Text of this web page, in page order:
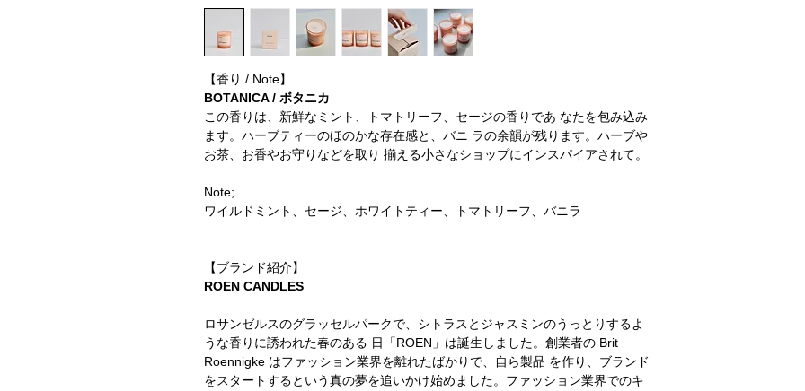
【香り / Note】
BOTANICA / ボタニカ
この香りは、新鮮なミント、トマトリーフ、セージの香りであ なたを包み込み
ます。ハーブティーのほのかな存在感と、バニ ラの余韻が残ります。ハーブや
お茶、お香やお守りなどを取り 揃える小さなショップにインスパイアされて。
Note;
ワイルドミント、セージ、ホワイトティー、トマトリーフ、バニラ
【ブランド紹介】
ROEN CANDLES
ロサンゼルスのグラッセルパークで、シトラスとジャスミンのうっとりするよ
うな香りに誘われた春のある 日「ROEN」は誕生しました。創業者の Brit
Roennigke はファッション業界を離れたばかりで、自ら製品 を作り、ブランド
をスタートするという真の夢を追いかけ始めました。ファッション業界でのキ